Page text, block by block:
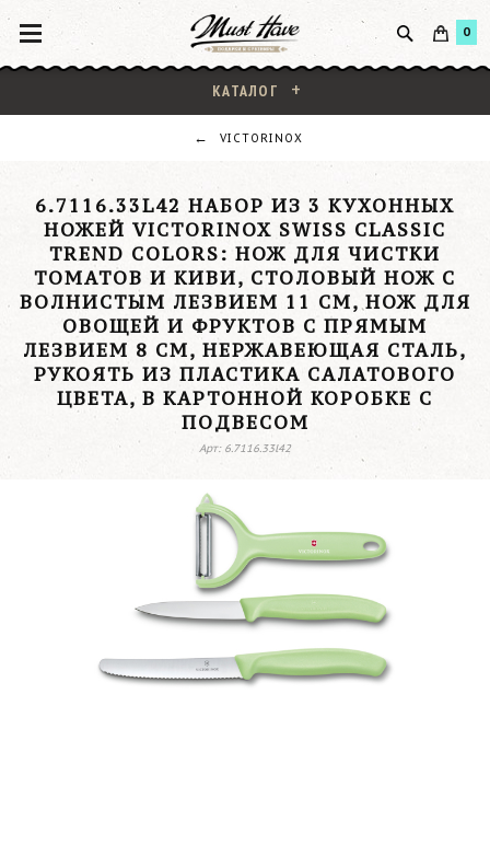
0
КАТАЛОГ
VICTORINOX
6.7116.33L42 НАБОР ИЗ 3 КУХОННЫХ
НОЖЕЙ VICTORINOX SWISS CLASSIC
TREND COLORS: НОЖ ДЛЯ ЧИСТКИ
ТОМАТОВ И КИВИ, СТОЛОВЫЙ НОЖ С
ВОЛНИСТЫМ ЛЕЗВИЕМ 11 СМ, НОЖ ДЛЯ
ОВОЩЕЙ И ФРУКТОВ С ПРЯМЫМ
ЛЕЗВИЕМ 8 СМ, НЕРЖАВЕЮЩАЯ СТАЛЬ,
РУКОЯТЬ ИЗ ПЛАСТИКА САЛАТОВОГО
ЦВЕТА, В КАРТОННОЙ КОРОБКЕ С
ПОДВЕСОМ
Арт: 6.7116.33l42